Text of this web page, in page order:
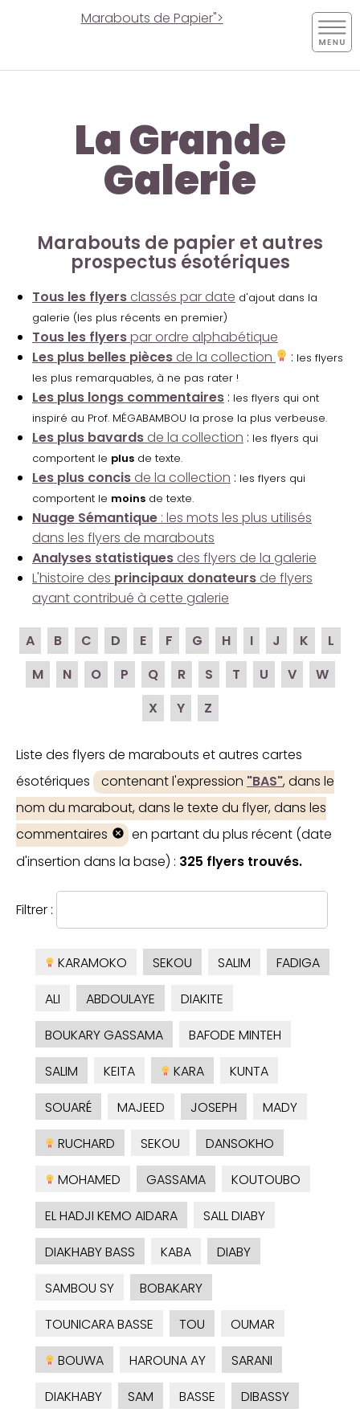
Marabouts de Papier">
La Grande
Galerie
Marabouts de papier et autres
prospectus ésotériques
Tous les flyers classés par date d'ajout dans la
galerie (les plus récents en premier)
Tous les flyerspar ordre alphabétique
Les plus belles pièces de la collection : les flyers
les plus remarquables, à ne pas rater !
Les plus longs commentaires : les flyers qui ont
inspiré au Prof. MÉGABAMBOU la prose la plus verbeuse.
Les plus bavards de la collection : les flyers qui
comportent le plus de texte.
Les plus concis de la collection : les flyers qui
comportent le moins de texte.
Nuage Sémantique : les mots les plus utilisés
dans les flyers de marabouts
Analyses statistiques des flyers de la galerie
L'histoire des principaux donateurs de flyers
ayant contribué à cette galerie
A B C D E F G H I J K
L
M
N O P Q R S T U V
W
X
Y Z
Liste des flyers de marabouts et autres cartes
ésotériques
contenant l'expression "BAS", dans le
nom du marabout, dans le texte du flyer, dans les
commentaires
en partant du plus récent (date
d'insertion dans la base) : 325 flyers trouvés.
Filtrer :
KARAMOKO SEKOU SALIM
FADIGA
ALI
ABDOULAYE
DIAKITE
BOUKARY GASSAMA
BAFODE MINTEH
SALIM
KEITA KARA
KUNTA
SOUARÉ
MAJEED JOSEPH
MADY
RUCHARD
SEKOU
DANSOKHO
MOHAMED
GASSAMA
KOUTOUBO
EL HADJI KEMO AIDARA
SALL DIABY
DIAKHABY BASS
KABA
DIABY
SAMBOU SY
BOBAKARY
TOUNICARA BASSE
TOU
OUMAR
BOUWA
HAROUNA AY
SARANI
DIAKHABY
SAM BASSE
DIBASSY